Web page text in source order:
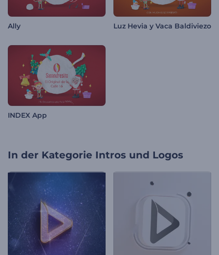
Ally Luz Hevia y Vaca Baldiviezo
INDEX App
In der Kategorie Intros und Logos